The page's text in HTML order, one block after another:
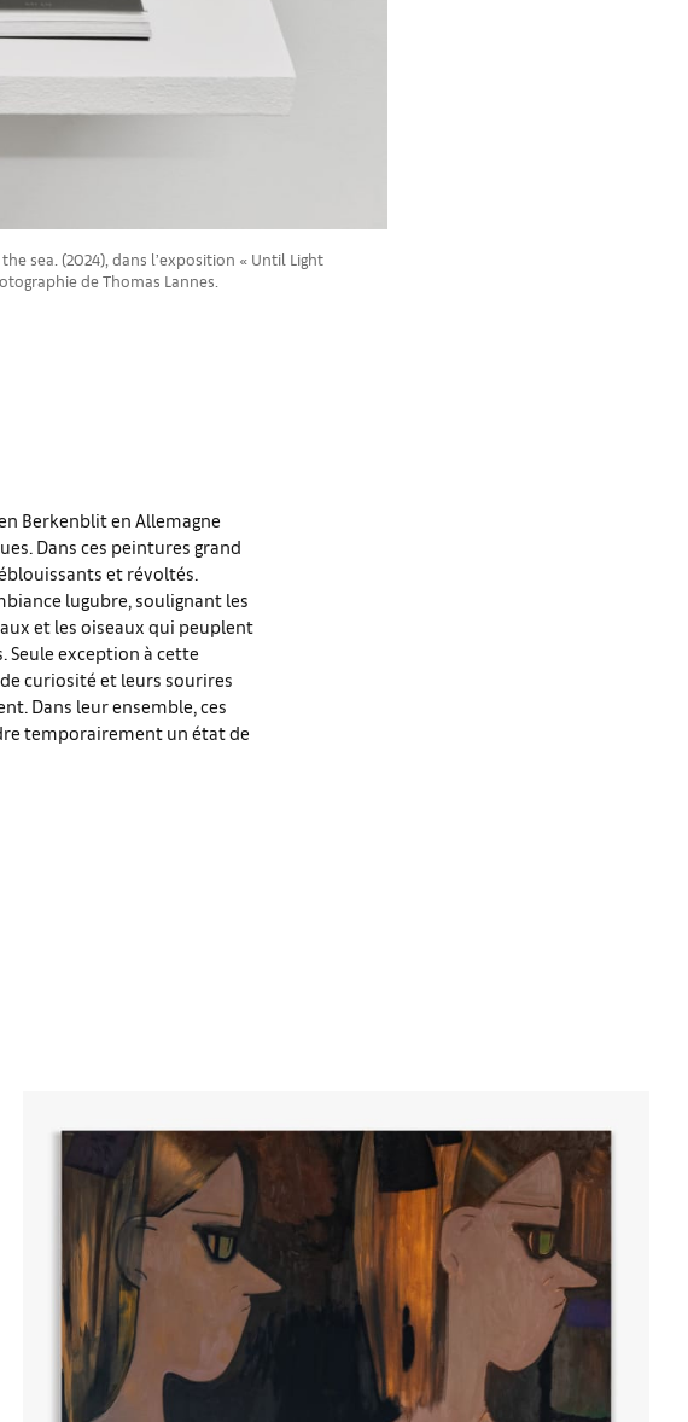
sea. (2024), dans l’exposition « Until Light
de Thomas Lannes.
Berkenblit en Allemagne
Dans ces peintures grand
et révoltés.
lugubre, soulignant les
et les oiseaux qui peuplent
Seule exception à cette
curiosité et leurs sourires
Dans leur ensemble, ces
temporairement un état de